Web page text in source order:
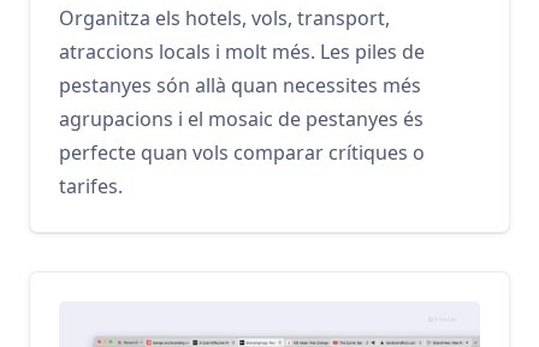
Organitza els hotels, vols, transport,
atraccions locals i molt més. Les piles de
pestanyes són allà quan necessites més
agrupacions i el mosaic de pestanyes és
perfecte quan vols comparar crítiques o
tarifes.